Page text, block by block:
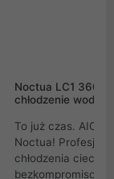
Noctua LC1
chłodzenie wodne
To już czas. AIO
Noctua!
chłodzenia cieczą